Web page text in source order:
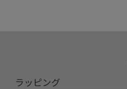
ラッピング